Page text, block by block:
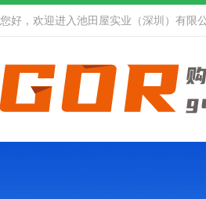
您好，欢迎进入池田屋实业（深圳）有限